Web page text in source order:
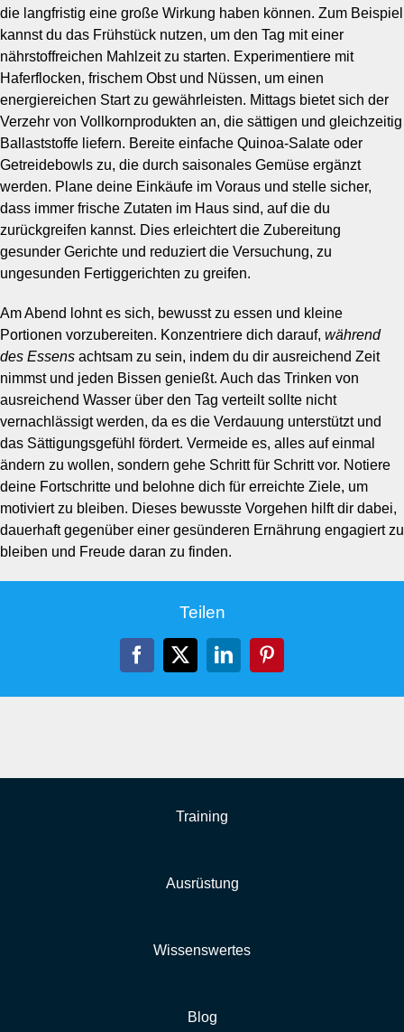
die langfristig eine große Wirkung haben können. Zum Beispiel
kannst du das Frühstück nutzen, um den Tag mit einer
nährstoffreichen Mahlzeit zu starten. Experimentiere mit
Haferflocken, frischem Obst und Nüssen, um einen
energiereichen Start zu gewährleisten. Mittags bietet sich der
Verzehr von Vollkornprodukten an, die sättigen und gleichzeitig
Ballaststoffe liefern. Bereite einfache Quinoa-Salate oder
Getreidebowls zu, die durch saisonales Gemüse ergänzt
werden. Plane deine Einkäufe im Voraus und stelle sicher,
dass immer frische Zutaten im Haus sind, auf die du
zurückgreifen kannst. Dies erleichtert die Zubereitung
gesunder Gerichte und reduziert die Versuchung, zu
ungesunden Fertiggerichten zu greifen.
Am Abend lohnt es sich, bewusst zu essen und kleine
Portionen vorzubereiten. Konzentriere dich darauf, während
des Essens achtsam zu sein, indem du dir ausreichend Zeit
nimmst und jeden Bissen genießt. Auch das Trinken von
ausreichend Wasser über den Tag verteilt sollte nicht
vernachlässigt werden, da es die Verdauung unterstützt und
das Sättigungsgefühl fördert. Vermeide es, alles auf einmal
ändern zu wollen, sondern gehe Schritt für Schritt vor. Notiere
deine Fortschritte und belohne dich für erreichte Ziele, um
motiviert zu bleiben. Dieses bewusste Vorgehen hilft dir dabei,
dauerhaft gegenüber einer gesünderen Ernährung engagiert zu
bleiben und Freude daran zu finden.
Teilen
Facebook
X LinkedInPinterest
Training
Ausrüstung
Wissenswertes
Blog